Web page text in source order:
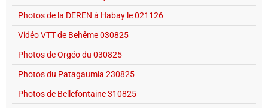
Photos de la DEREN à Habay le 021126
Vidéo VTT de Behême 030825
Photos de Orgéo du 030825
Photos du Patagaumia 230825
Photos de Bellefontaine 310825